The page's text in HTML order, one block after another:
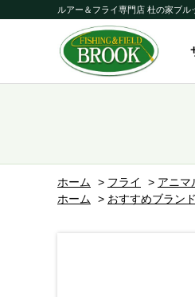
ルアー＆フライ専門店 杜の家ブル
ホーム > フライ > アニマ
ホーム
> おすすめブランド